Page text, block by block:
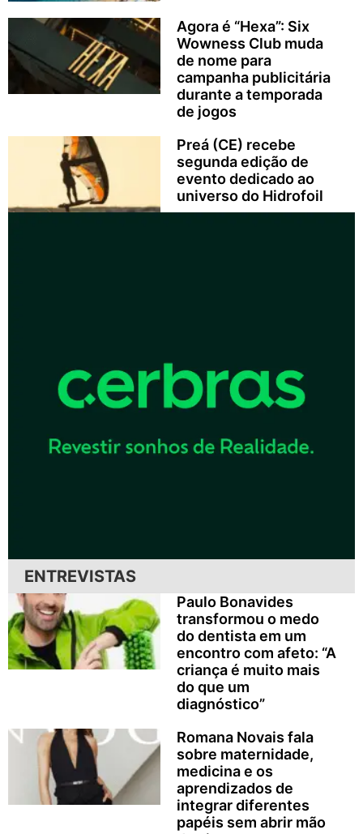
Agora é “Hexa”: Six
Wowness Club muda
de nome para
campanha publicitária
durante a temporada
de jogos
Preá (CE) recebe
segunda edição de
evento dedicado ao
universo do Hidrofoil
ENTREVISTAS
Paulo Bonavides
transformou o medo
do dentista em um
encontro com afeto: “A
criança é muito mais
do que um
diagnóstico”
Romana Novais fala
sobre maternidade,
medicina e os
aprendizados de
integrar diferentes
papéis sem abrir mão